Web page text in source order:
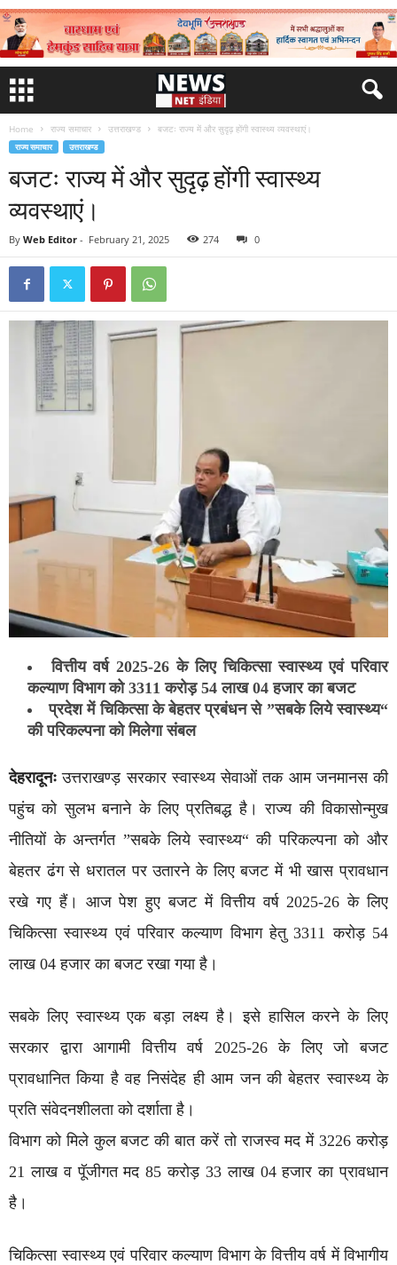
Home राज्य समाचार उत्तराखण्ड बजटः राज्य में और सुदृढ़ होंगी स्वास्थ्य व्यवस्थाएं।
राज्य समाचार उत्तराखण्ड
बजटः राज्य में और सुदृढ़ होंगी स्वास्थ्य
व्यवस्थाएं।
By Web Editor - February 21, 2025 274 0
वित्तीय वर्ष 2025-26 के लिए चिकित्सा स्वास्थ्य एवं परिवार
कल्याण विभाग को 3311 करोड़ 54 लाख 04 हजार का बजट
प्रदेश में चिकित्सा के बेहतर प्रबंधन से ”सबके लिये स्वास्थ्य“
की परिकल्पना को मिलेगा संबल
देहरादूनःउत्तराखण्ड़ सरकार स्वास्थ्य सेवाओं तक आम जनमानस की
पहुंच को सुलभ बनाने के लिए प्रतिबद्ध है। राज्य की विकासोन्मुख
नीतियों के अन्तर्गत ”सबके लिये स्वास्थ्य“ की परिकल्पना को और
बेहतर ढंग से धरातल पर उतारने के लिए बजट में भी खास प्रावधान
रखे गए हैं। आज पेश हुए बजट में वित्तीय वर्ष 2025-26 के लिए
चिकित्सा स्वास्थ्य एवं परिवार कल्याण विभाग हेतु 3311 करोड़ 54
लाख 04 हजार का बजट रखा गया है।
सबके लिए स्वास्थ्य एक बड़ा लक्ष्य है। इसे हासिल करने के लिए
सरकार द्वारा आगामी वित्तीय वर्ष 2025-26 के लिए जो बजट
प्रावधानित किया है वह निसंदेह ही आम जन की बेहतर स्वास्थ्य के
प्रति संवेदनशीलता को दर्शाता है।
विभाग को मिले कुल बजट की बात करें तो राजस्व मद में 3226 करोड़
21 लाख व पॅूजीगत मद 85 करोड़ 33 लाख 04 हजार का प्रावधान
है।
चिकित्सा स्वास्थ्य एवं परिवार कल्याण विभाग के वित्तीय वर्ष में विभागीय